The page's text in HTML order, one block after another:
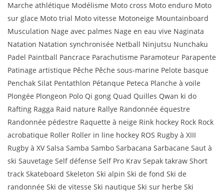
Marche athlétique Modélisme Moto cross Moto enduro Moto
sur glace Moto trial Moto vitesse Motoneige Mountainboard
Musculation Nage avec palmes Nage en eau vive Naginata
Natation Natation synchronisée Netball Ninjutsu Nunchaku
Padel Paintball Pancrace Parachutisme Paramoteur Parapente
Patinage artistique Pêche Pêche sous-marine Pelote basque
Penchak Silat Pentathlon Pétanque Peteca Planche à voile
Plongée Plongeon Polo Qi gong Quad Quilles Qwan ki do
Rafting Ragga Raid nature Rallye Randonnée équestre
Randonnée pédestre Raquette à neige Rink hockey Rock Rock
acrobatique Roller Roller in line hockey ROS Rugby à XIII
Rugby à XV Salsa Samba Sambo Sarbacana Sarbacane Saut à
ski Sauvetage Self défense Self Pro Krav Sepak takraw Short
track Skateboard Skeleton Ski alpin Ski de fond Ski de
randonnée Ski de vitesse Ski nautique Ski sur herbe Ski